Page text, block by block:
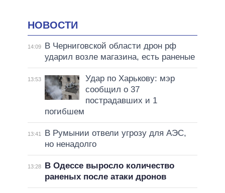
НОВОСТИ
14:09
В Черниговской области дрон рф
ударил возле магазина, есть раненые
13:53
Удар по Харькову: мэр
сообщил о 37
пострадавших и 1
погибшем
13:41
В Румынии отвели угрозу для АЭС,
но ненадолго
13:28
В Одессе выросло количество
раненых после атаки дронов